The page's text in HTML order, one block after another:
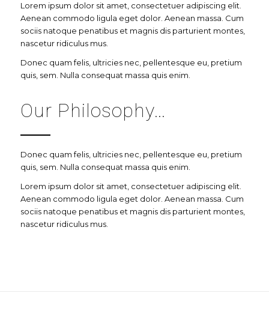
Lorem ipsum dolor sit amet, consectetuer adipiscing elit.
Aenean commodo ligula eget dolor. Aenean massa. Cum
sociis natoque penatibus et magnis dis parturient montes,
nascetur ridiculus mus.
Donec quam felis, ultricies nec, pellentesque eu, pretium
quis, sem. Nulla consequat massa quis enim.
Our Philosophy…
Donec quam felis, ultricies nec, pellentesque eu, pretium
quis, sem. Nulla consequat massa quis enim.
Lorem ipsum dolor sit amet, consectetuer adipiscing elit.
Aenean commodo ligula eget dolor. Aenean massa. Cum
sociis natoque penatibus et magnis dis parturient montes,
nascetur ridiculus mus.